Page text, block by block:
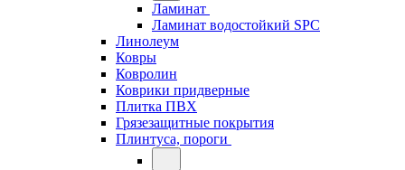
Ламинат
Ламинат водостойкий SPC
Линолеум
Ковры
Ковролин
Коврики придверные
Плитка ПВХ
Грязезащитные покрытия
Плинтуса, пороги